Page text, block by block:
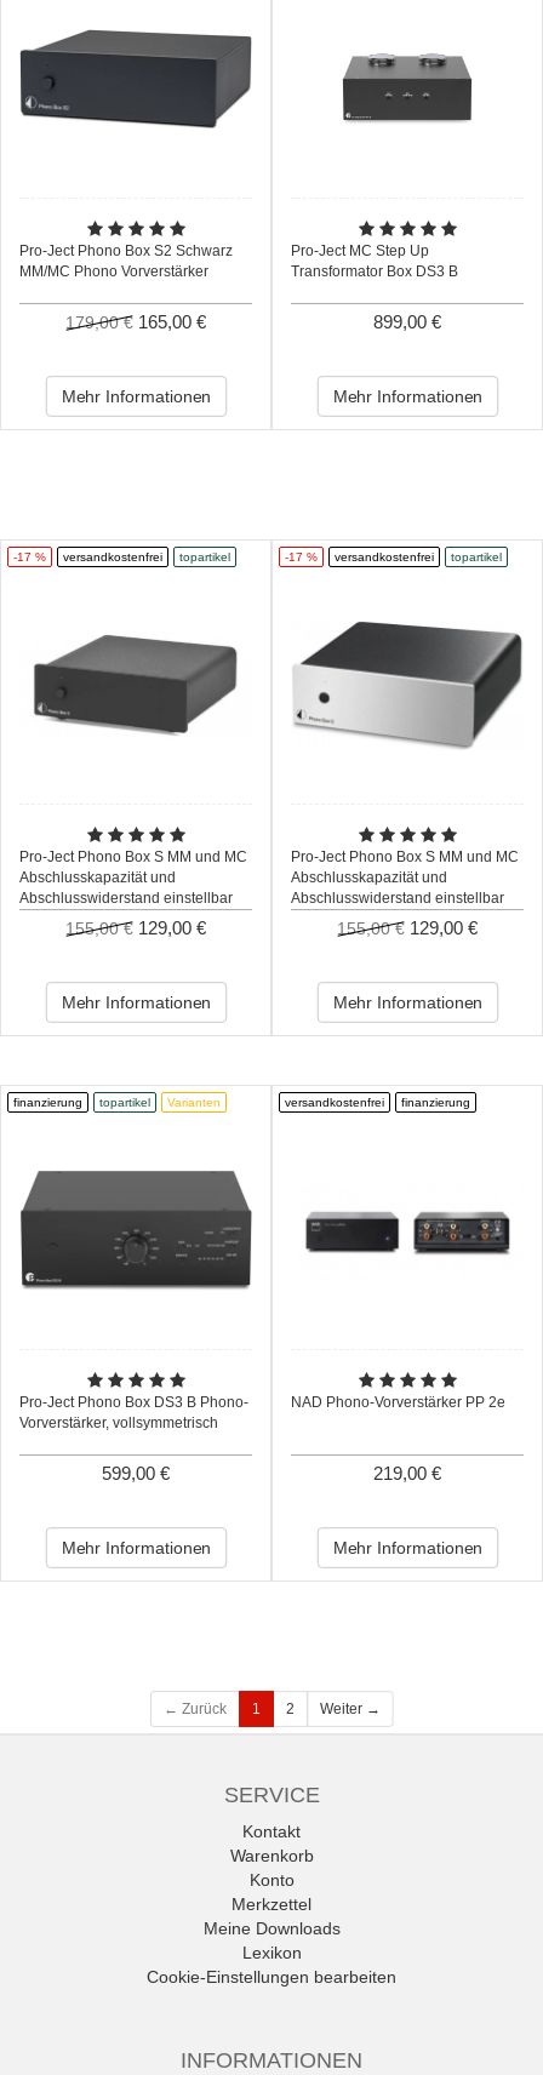
Pro-Ject Phono Box S2 Schwarz
MM/MC Phono Vorverstärker
179,00 € 165,00 €
Mehr Informationen
Pro-Ject MC Step Up
Transformator Box DS3 B
899,00 €
Mehr Informationen
-17 % versandkostenfrei topartikel
Pro-Ject Phono Box S MM und MC
Abschlusskapazität und
Abschlusswiderstand einstellbar
schwarz155,00 € 129,00 €
Mehr Informationen
-17 % versandkostenfrei topartikel
Pro-Ject Phono Box S MM und MC
Abschlusskapazität und
Abschlusswiderstand einstellbar
155,00 € 129,00 €
Mehr Informationen
finanzierung topartikel Varianten
Pro-Ject Phono Box DS3 B Phono-
Vorverstärker, vollsymmetrisch
599,00 €
Mehr Informationen
versandkostenfrei finanzierung
NAD Phono-Vorverstärker PP 2e
219,00 €
Mehr Informationen
← Zurück 1 2 Weiter →
SERVICE
Kontakt
Warenkorb
Konto
Merkzettel
Meine Downloads
Lexikon
Cookie-Einstellungen bearbeiten
INFORMATIONEN